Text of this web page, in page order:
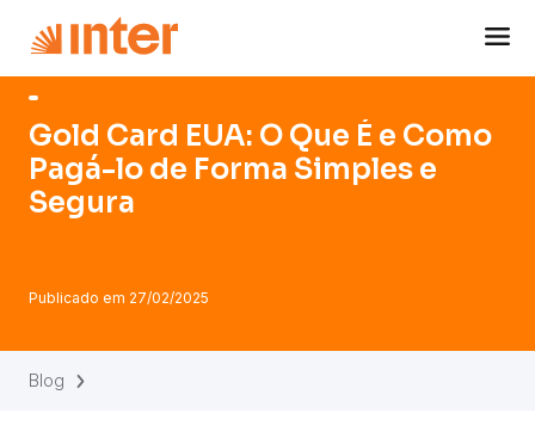
Gold Card EUA: O Que É e Como
Pagá-lo de Forma Simples e
Segura
Publicado em 27/02/2025
Blog
Navigated to Gold Card EUA: O Que É e Como Pagá-lo